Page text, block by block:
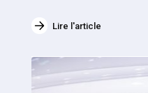
Lire l'article